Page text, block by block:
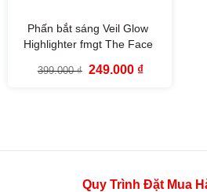
Phấn bắt sáng Veil Glow
Highlighter fmgt The Face
399.000₫ Giá
249.000 ₫Giá
Quy Trình Đặt Mua